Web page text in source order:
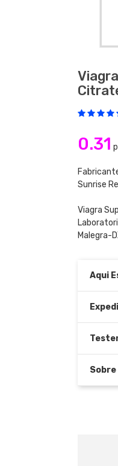
0.31
Sunrise
Viagra
Malegra-
Aqui
Sobre